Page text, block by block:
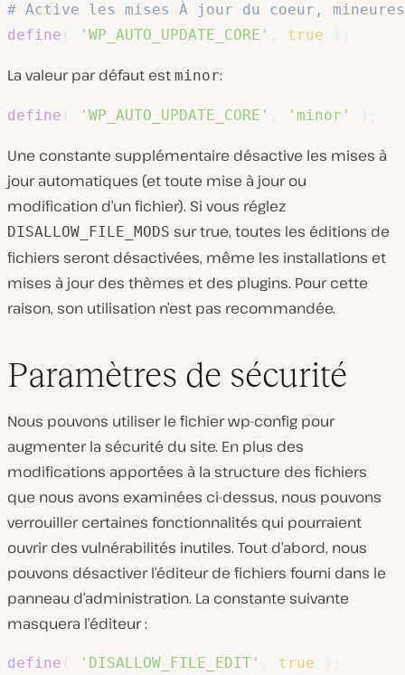
# Active les mises À jour du coeur,
define
'WP_AUTO_UPDATE_CORE' true
La valeur par défaut est minor:
define 'WP_AUTO_UPDATE_CORE' 'minor'
Une constante supplémentaire désactive les mises à
jour automatiques (et toute mise à jour ou
modification d’un fichier). Si vous réglez
DISALLOW_FILE_MODS sur true, toutes les éditions de
fichiers seront désactivées, même les installations et
mises à jour des thèmes et des plugins. Pour cette
raison, son utilisation n’est pas recommandée.
Paramètres de sécurité
Nous pouvons utiliser le fichier wp-config pour
augmenter la sécurité du site. En plus des
modifications apportées à la structure des fichiers
que nous avons examinées ci-dessus, nous pouvons
verrouiller certaines fonctionnalités qui pourraient
ouvrir des vulnérabilités inutiles. Tout d’abord, nous
pouvons désactiver l’éditeur de fichiers fourni dans le
panneau d’administration. La constante suivante
masquera l’éditeur :
define 'DISALLOW_FILE_EDIT' true